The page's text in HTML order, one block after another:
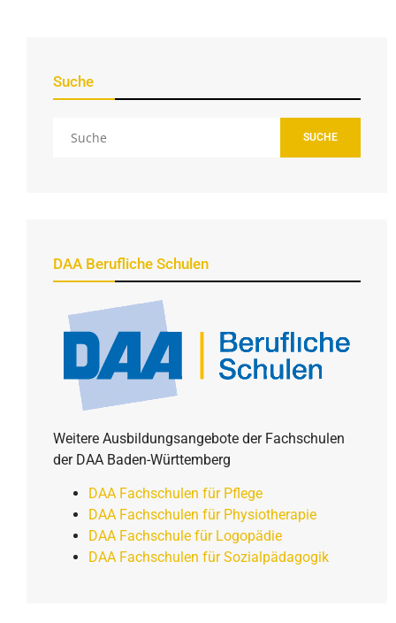
Suche
SUCHE
DAA Berufliche Schulen
Weitere Ausbildungsangebote der Fachschulen
der DAA Baden-Württemberg
DAA Fachschulen für Pflege
DAA Fachschulen für Physiotherapie
DAA Fachschule für Logopädie
DAA Fachschulen für Sozialpädagogik